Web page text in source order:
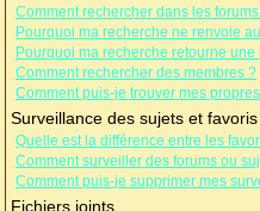
Comment rechercher dans les
Pourquoi ma recherche ne renvoie
Pourquoi ma recherche retourne
Comment rechercher des membres ?
Comment puis-je trouver mes
Surveillance des sujets et favoris
Quelle est la différence entre les
Comment surveiller des forums ou
Comment puis-je supprimer mes
Fichiers joints